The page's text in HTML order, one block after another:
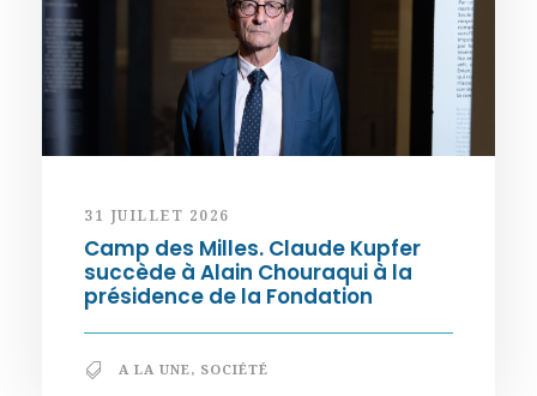
31 JUILLET 2026
Camp des Milles. Claude Kupfer
succède à Alain Chouraqui à la
présidence de la Fondation
A LA UNE, SOCIÉTÉ